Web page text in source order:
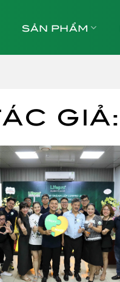
SẢN PHẨM
GIẢ: